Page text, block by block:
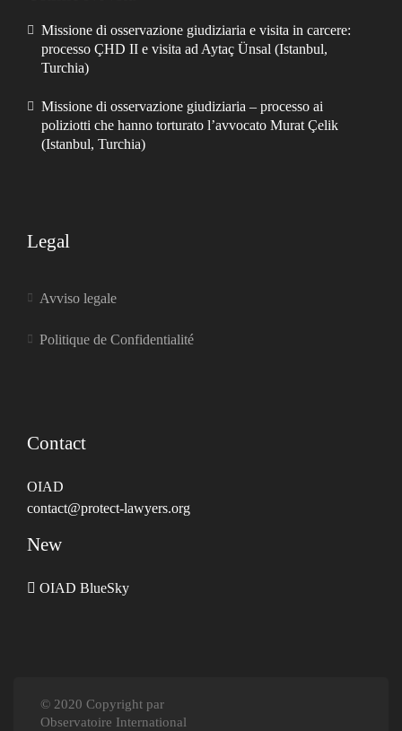
Missione di osservazione giudiziaria e visita in carcere:
processo ÇHD II e visita ad Aytaç Ünsal (Istanbul,
Turchia)
Missione di osservazione giudiziaria – processo ai
poliziotti che hanno torturato l’avvocato Murat Çelik
(Istanbul, Turchia)
Legal
Avviso legale
Politique de Confidentialité
Contact
OIAD
contact@protect-lawyers.org
New
OIAD BlueSky
© 2020 Copyright par
Observatoire International